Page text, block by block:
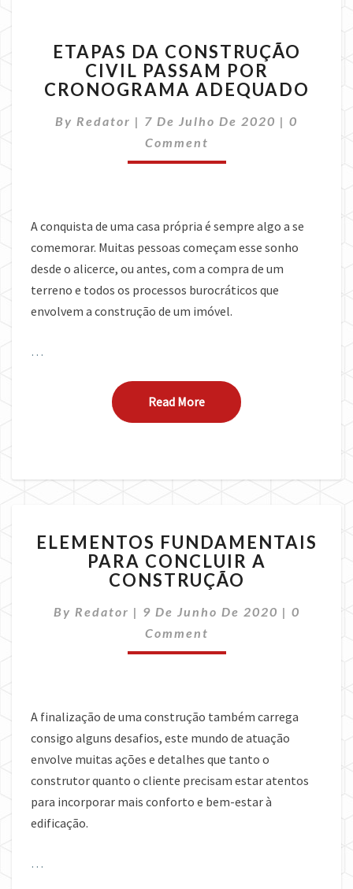
DA
CONSTRUÇÃO
CIVIL
POR
CRONOGRAMA
ETAPAS DA CONSTRUÇÃO
CIVIL PASSAM POR
CRONOGRAMA ADEQUADO
By Redator | 7 De Julho De 2020 | 0
Comment
A conquista de uma casa própria é sempre algo a se
comemorar. Muitas pessoas começam esse sonho
desde o alicerce, ou antes, com a compra de um
terreno e todos os processos burocráticos que
envolvem a construção de um imóvel.
…
Read MoreRead More
FUNDAMENTAIS
PARA
CONCLUIR
CONSTRUÇÃO
ELEMENTOS FUNDAMENTAIS
PARA CONCLUIR A
CONSTRUÇÃO
By Redator | 9 De Junho De 2020 | 0
Comment
A finalização de uma construção também carrega
consigo alguns desafios, este mundo de atuação
envolve muitas ações e detalhes que tanto o
construtor quanto o cliente precisam estar atentos
para incorporar mais conforto e bem-estar à
edificação.
…